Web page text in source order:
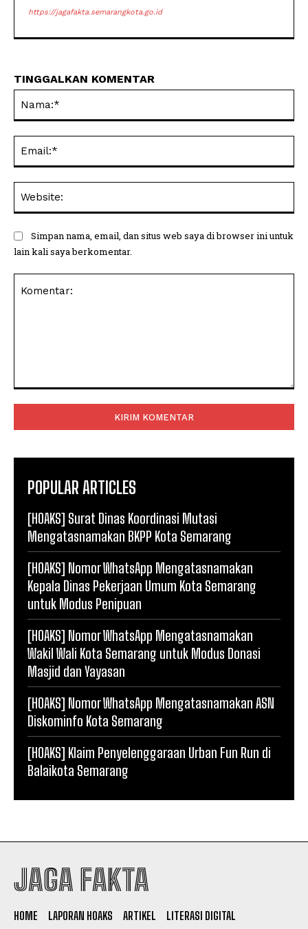
https://jagafakta.semarangkota.go.id
TINGGALKAN KOMENTAR
Simpan nama, email, dan situs web saya di browser ini untuk
lain kali saya berkomentar.
POPULAR ARTICLES
[HOAKS] Surat Dinas Koordinasi Mutasi
Mengatasnamakan BKPP Kota Semarang
[HOAKS] Nomor WhatsApp Mengatasnamakan
Kepala Dinas Pekerjaan Umum Kota Semarang
untuk Modus Penipuan
[HOAKS] Nomor WhatsApp Mengatasnamakan
Wakil Wali Kota Semarang untuk Modus Donasi
Masjid dan Yayasan
[HOAKS] Nomor WhatsApp Mengatasnamakan ASN
Diskominfo Kota Semarang
[HOAKS] Klaim Penyelenggaraan Urban Fun Run di
Balaikota Semarang
JAGA FAKTA
HOME LAPORAN HOAKS ARTIKEL
LITERASI DIGITAL